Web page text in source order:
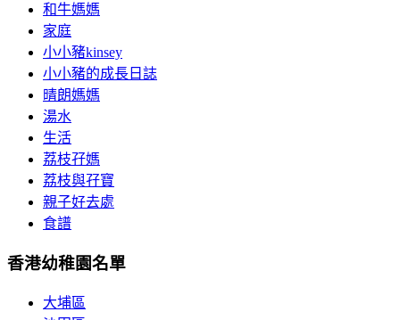
和牛媽媽
家庭
小小豬kinsey
小小豬的成長日誌
晴朗媽媽
湯水
生活
荔枝孖媽
荔枝與孖寶
親子好去處
食譜
香港幼稚園名單
大埔區